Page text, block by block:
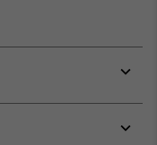
or